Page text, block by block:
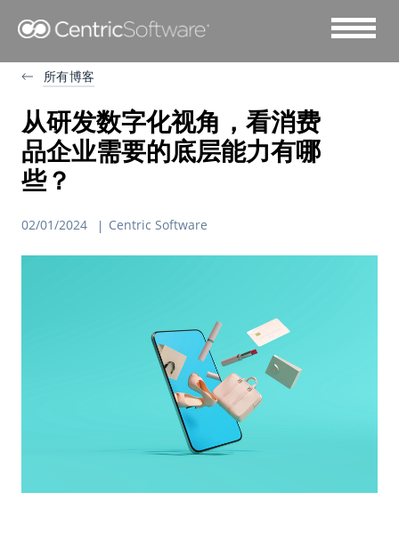
所有博客
从研发数字化视角，看消费
品企业需要的底层能力有哪
些？
02/01/2024 Centric Software